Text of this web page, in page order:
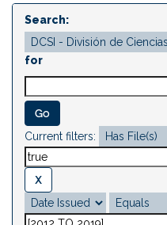
Search:
for
Current filters: